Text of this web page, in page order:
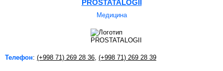
PROSTATALOGII
Медицина
Телефон: (+998 71) 269 28 36, (+998 71) 269 28 39